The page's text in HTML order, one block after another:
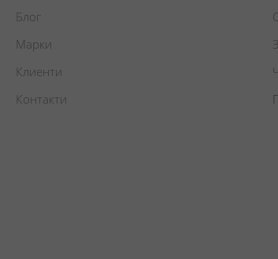
Блог
Марки
Клиенти
Контакти